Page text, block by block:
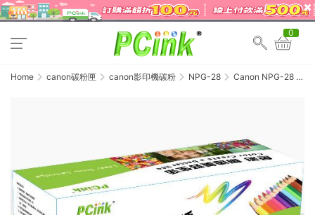
0
Home canon碳粉匣 canon影印機碳粉 NPG-28
Canon NPG-28 相